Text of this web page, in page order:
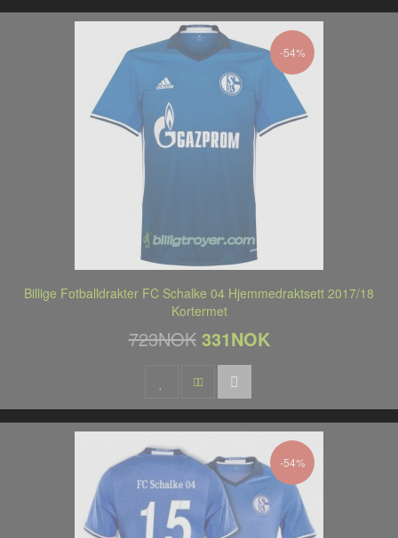
-54%
Billige Fotballdrakter FC Schalke 04 Hjemmedraktsett 2017/18
Kortermet
723NOK 331NOK
-54%